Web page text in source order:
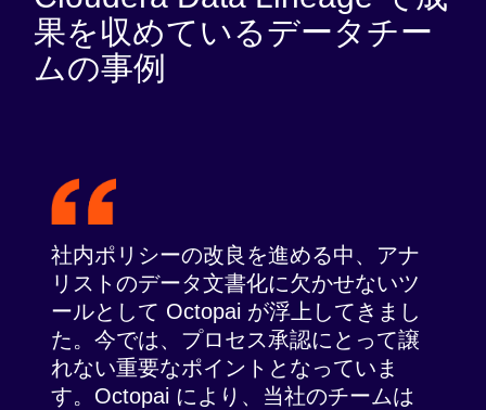
果を収めているデータチー
ムの事例
社内ポリシーの改良を進める中、アナ
リストのデータ文書化に欠かせないツ
ールとして Octopai が浮上してきまし
た。今では、プロセス承認にとって譲
れない重要なポイントとなっていま
す。Octopai により、当社のチームは